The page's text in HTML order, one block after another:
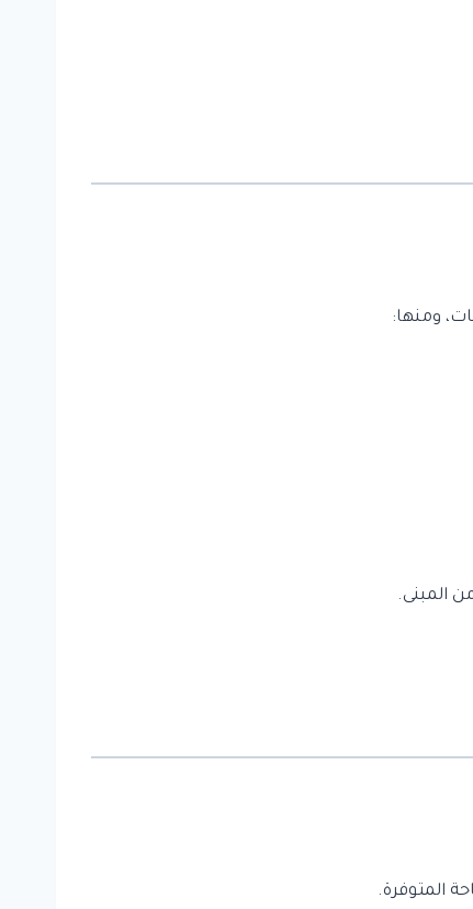
ومنها:
المبنى.
المتوفرة.